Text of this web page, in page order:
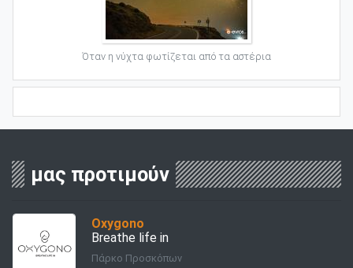
Όταν η νύχτα φωτίζεται από τα αστέρια
μας προτιμούν
Oxygono
Breathe life in
Πάρκο Προσκόπων